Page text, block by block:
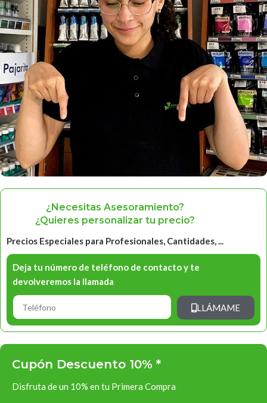
¿Necesitas Asesoramiento?
¿Quieres personalizar tu precio?
Precios Especiales para Profesionales, Cantidades, ...
Deja tu número de teléfono de contacto y te
devolveremos la llamada
LLÁMAME
Cupón Descuento 10% *
Disfruta de un 10% en tu Primera Compra